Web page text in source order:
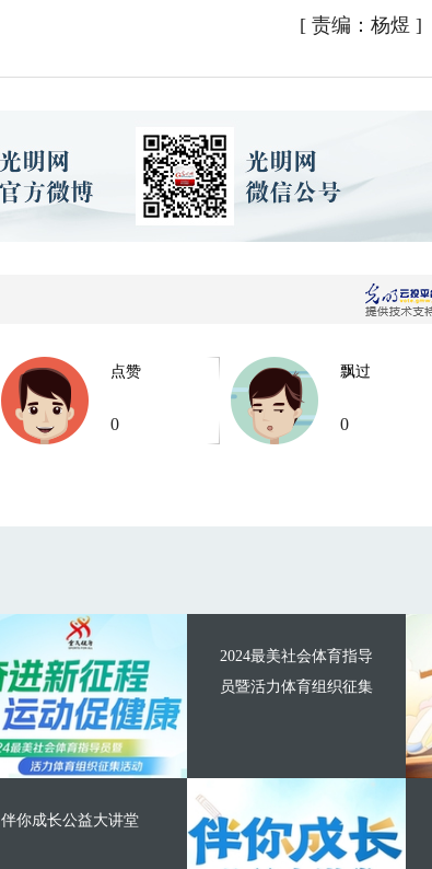
[ 责编：杨煜 ]
点赞
0
飘过
0
2024最美社会体育指导
员暨活力体育组织征集
伴你成长公益大讲堂